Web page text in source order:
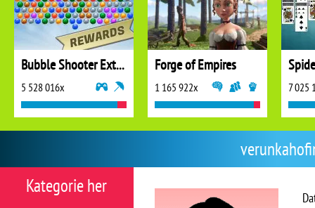
Kategorie her
Bubble Shooter Extreme
5 528 016x
Forge of Empires
1 165 922x 7 025